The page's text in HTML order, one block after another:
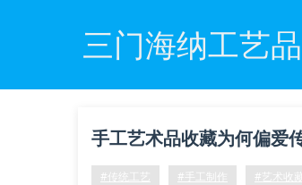
三门海纳工艺
手工艺术品收藏为何偏爱
#传统工艺 #手工制作 #艺术收藏